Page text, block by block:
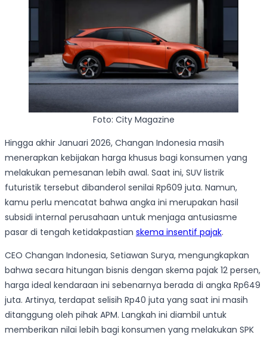
Foto: City Magazine
Hingga akhir Januari 2026, Changan Indonesia masih
menerapkan kebijakan harga khusus bagi konsumen yang
melakukan pemesanan lebih awal. Saat ini, SUV listrik
futuristik tersebut dibanderol senilai Rp609 juta. Namun,
kamu perlu mencatat bahwa angka ini merupakan hasil
subsidi internal perusahaan untuk menjaga antusiasme
pasar di tengah ketidakpastian skema insentif pajak.
CEO Changan Indonesia, Setiawan Surya, mengungkapkan
bahwa secara hitungan bisnis dengan skema pajak 12 persen,
harga ideal kendaraan ini sebenarnya berada di angka Rp649
juta. Artinya, terdapat selisih Rp40 juta yang saat ini masih
ditanggung oleh pihak APM. Langkah ini diambil untuk
memberikan nilai lebih bagi konsumen yang melakukan SPK